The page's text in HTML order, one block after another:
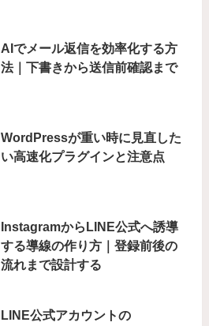
AIでメール返信を効率化する方
法｜下書きから送信前確認まで
WordPressが重い時に見直した
い高速化プラグインと注意点
InstagramからLINE公式へ誘導
する導線の作り方｜登録前後の
流れまで設計する
LINE公式アカウントの